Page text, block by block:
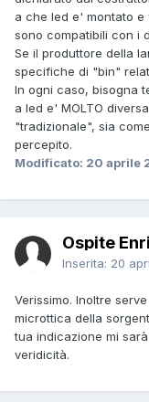
a che led e' montato
sono compatibili con i
Se il produttore della
specifiche di "bin"
In ogni caso, bisogna
a led e' MOLTO
"tradizionale", sia
percepito.
Modificato: 20 aprile
Ospite
Inserita: 20
Verissimo. Inoltre
microttica della
tua indicazione mi
veridicità.